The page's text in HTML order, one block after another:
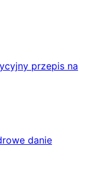
przepis na
danie